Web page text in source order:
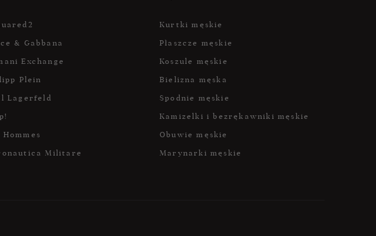
& Gabbana
Exchange
Plein
Lagerfeld
Hommes
Militare
Kurtki męskie
Płaszcze męskie
Koszule męskie
Bielizna męska
Spodnie męskie
Kamizelki i bezrękawniki męskie
Obuwie męskie
Marynarki męskie